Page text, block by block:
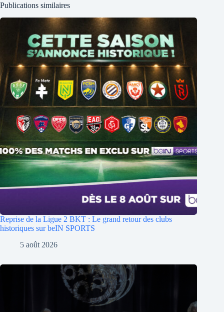
Publications similaires
Reprise de la Ligue 2 BKT : Le grand retour des clubs
historiques sur beIN SPORTS
5 août 2026